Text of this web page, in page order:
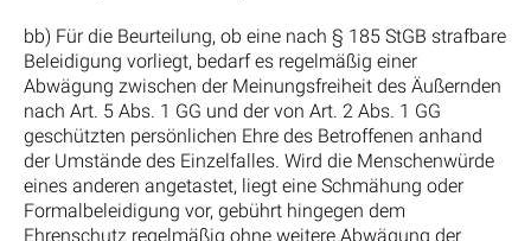
bb) Für die Beurteilung, ob eine nach § 185 StGB strafbare
Beleidigung vorliegt, bedarf es regelmäßig einer
Abwägung zwischen der Meinungsfreiheit des Äußernden
nach Art. 5 Abs. 1 GG und der von Art. 2 Abs. 1 GG
geschützten persönlichen Ehre des Betroffenen anhand
der Umstände des Einzelfalles. Wird die Menschenwürde
eines anderen angetastet, liegt eine Schmähung oder
Formalbeleidigung vor, gebührt hingegen dem
Ehrenschutz regelmäßig ohne weitere Abwägung der